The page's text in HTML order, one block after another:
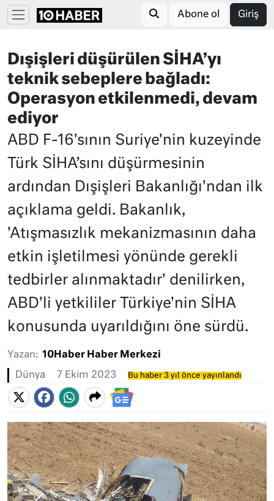
Abone ol Giriş
Dışişleri düşürülen SİHA’yı
teknik sebeplere bağladı:
Operasyon etkilenmedi, devam
ediyor
ABD F-16'sının Suriye'nin kuzeyinde
Türk SİHA’sını düşürmesinin
ardından Dışişleri Bakanlığı'ndan ilk
açıklama geldi. Bakanlık,
'Atışmasızlık mekanizmasının daha
etkin işletilmesi yönünde gerekli
tedbirler alınmaktadır' denilirken,
ABD'li yetkililer Türkiye'nin SİHA
konusunda uyarıldığını öne sürdü.
Yazan: 10Haber Haber Merkezi
Dünya 7 Ekim 2023 Bu haber 3 yıl önce yayınlandı